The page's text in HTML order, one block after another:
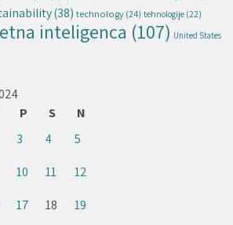
(38) technology(24) tehnologije (22)
inteligenca (107) United States
P S
N
3 4
5
10 11
12
17 18 19